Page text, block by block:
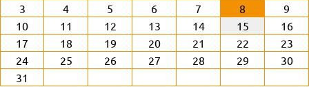
3
4 5 6 7 8
9
10
11 12 13 14 15
16
17
18 19 20 21 22
23
24
25 26 27 28 29
30
31